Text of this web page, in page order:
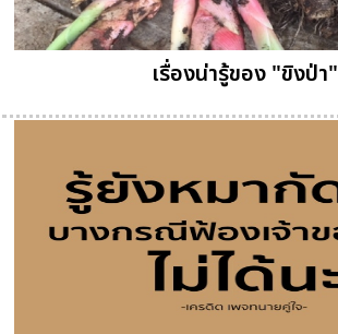
เรื่องน่ารู้ของ "ขิงป่า"